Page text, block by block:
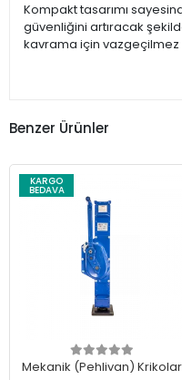
Kompakt tasarımı
güvenliğini artıracak
kavrama için vazgeçilmez
Benzer Ürünler
KARGO
BEDAVA
Mekanik (Pehlivan) Krikolar